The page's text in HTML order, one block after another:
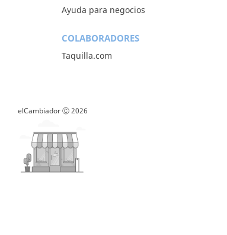
Ayuda para negocios
COLABORADORES
Taquilla.com
elCambiador Ⓒ 2026